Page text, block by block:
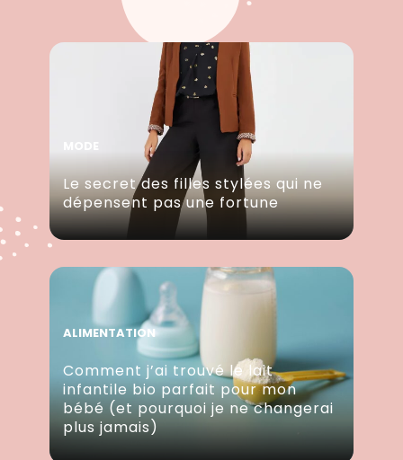
Le secret des filles stylées qui ne
dépensent pas une fortune
ALIMENTATION
Comment j’ai trouvé le lait
infantile bio parfait pour mon
bébé (et pourquoi je ne changerai
plus jamais)